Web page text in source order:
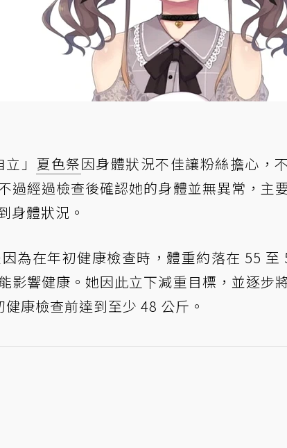
」 夏色祭因身體狀況不佳讓粉絲擔心，
過經過檢查後確認她的身體並無異常，主
身體狀況。
為在年初健康檢查時，體重約落在 55 至
影響健康。她因此立下減重目標，並逐步
康檢查前達到至少 48 公斤。